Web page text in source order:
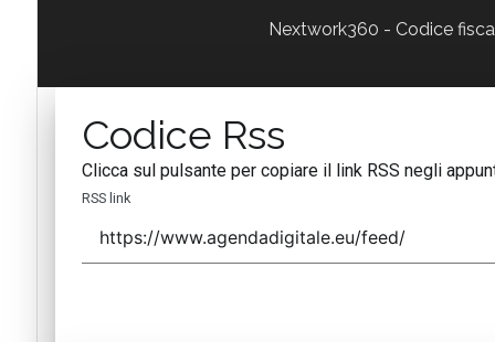
Nextwork360 - Codice
Codice Rss
Clicca sul pulsante per copiare il link RSS negli
RSS link